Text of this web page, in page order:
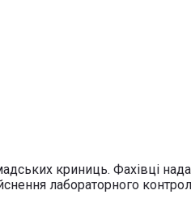
криниць. Фахівці
лабораторного